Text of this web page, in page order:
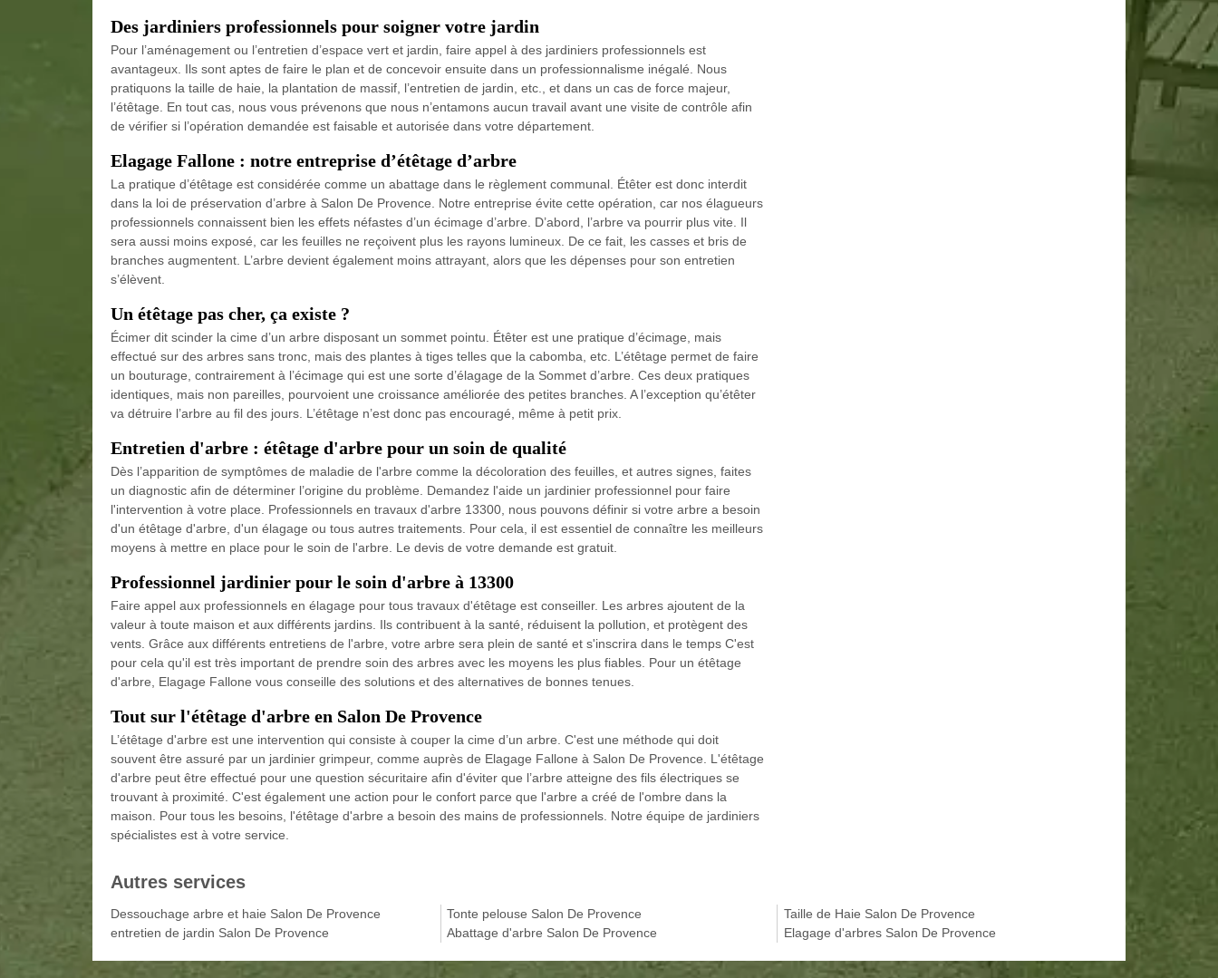
Des jardiniers professionnels pour soigner votre jardin
Pour l’aménagement ou l’entretien d’espace vert et jardin, faire appel à des jardiniers professionnels est
avantageux. Ils sont aptes de faire le plan et de concevoir ensuite dans un professionnalisme inégalé. Nous
pratiquons la taille de haie, la plantation de massif, l’entretien de jardin, etc., et dans un cas de force majeur,
l’étêtage. En tout cas, nous vous prévenons que nous n’entamons aucun travail avant une visite de contrôle afin
de vérifier si l’opération demandée est faisable et autorisée dans votre département.
Elagage Fallone : notre entreprise d’étêtage d’arbre
La pratique d’étêtage est considérée comme un abattage dans le règlement communal. Étêter est donc interdit
dans la loi de préservation d’arbre à Salon De Provence. Notre entreprise évite cette opération, car nos élagueurs
professionnels connaissent bien les effets néfastes d’un écimage d’arbre. D’abord, l’arbre va pourrir plus vite. Il
sera aussi moins exposé, car les feuilles ne reçoivent plus les rayons lumineux. De ce fait, les casses et bris de
branches augmentent. L’arbre devient également moins attrayant, alors que les dépenses pour son entretien
s’élèvent.
Un étêtage pas cher, ça existe ?
Écimer dit scinder la cime d’un arbre disposant un sommet pointu. Étêter est une pratique d’écimage, mais
effectué sur des arbres sans tronc, mais des plantes à tiges telles que la cabomba, etc. L’étêtage permet de faire
un bouturage, contrairement à l’écimage qui est une sorte d’élagage de la Sommet d’arbre. Ces deux pratiques
identiques, mais non pareilles, pourvoient une croissance améliorée des petites branches. A l’exception qu’étêter
va détruire l’arbre au fil des jours. L’étêtage n’est donc pas encouragé, même à petit prix.
Entretien d'arbre : étêtage d'arbre pour un soin de qualité
Dès l’apparition de symptômes de maladie de l'arbre comme la décoloration des feuilles, et autres signes, faites
un diagnostic afin de déterminer l’origine du problème. Demandez l'aide un jardinier professionnel pour faire
l'intervention à votre place. Professionnels en travaux d'arbre 13300, nous pouvons définir si votre arbre a besoin
d'un étêtage d'arbre, d'un élagage ou tous autres traitements. Pour cela, il est essentiel de connaître les meilleurs
moyens à mettre en place pour le soin de l'arbre. Le devis de votre demande est gratuit.
Professionnel jardinier pour le soin d'arbre à 13300
Faire appel aux professionnels en élagage pour tous travaux d'étêtage est conseiller. Les arbres ajoutent de la
valeur à toute maison et aux différents jardins. Ils contribuent à la santé, réduisent la pollution, et protègent des
vents. Grâce aux différents entretiens de l'arbre, votre arbre sera plein de santé et s'inscrira dans le temps C'est
pour cela qu'il est très important de prendre soin des arbres avec les moyens les plus fiables. Pour un étêtage
d'arbre, Elagage Fallone vous conseille des solutions et des alternatives de bonnes tenues.
Tout sur l'étêtage d'arbre en Salon De Provence
L’étêtage d'arbre est une intervention qui consiste à couper la cime d’un arbre. C'est une méthode qui doit
souvent être assuré par un jardinier grimpeur, comme auprès de Elagage Fallone à Salon De Provence. L'étêtage
d'arbre peut être effectué pour une question sécuritaire afin d'éviter que l’arbre atteigne des fils électriques se
trouvant à proximité. C'est également une action pour le confort parce que l'arbre a créé de l'ombre dans la
maison. Pour tous les besoins, l'étêtage d'arbre a besoin des mains de professionnels. Notre équipe de jardiniers
spécialistes est à votre service.
Autres services
Dessouchage arbre et haie Salon De Provence
entretien de jardin Salon De Provence
Tonte pelouse Salon De Provence
Abattage d'arbre Salon De Provence
Taille de Haie Salon De Provence
Elagage d'arbres Salon De Provence